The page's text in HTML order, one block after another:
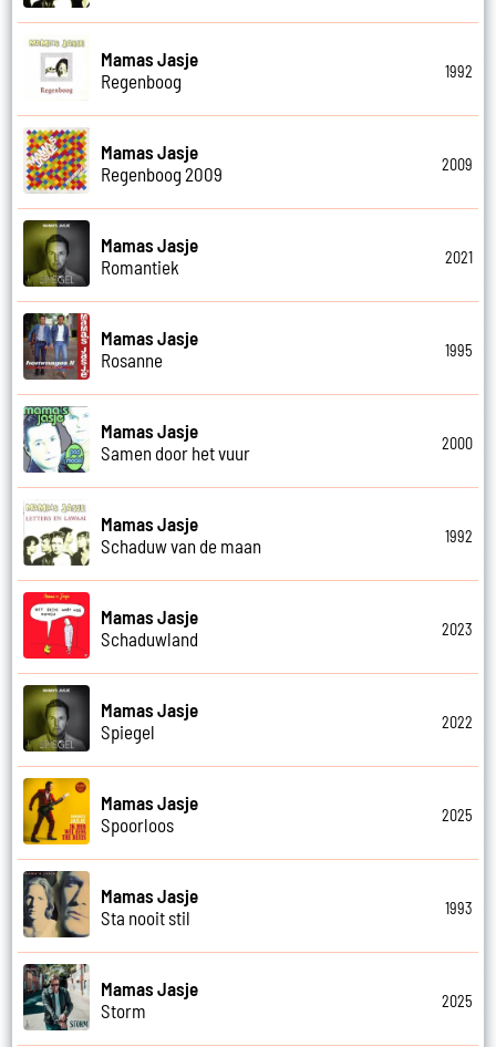
Mamas Jasje
Regenboog
1992
Mamas Jasje
Regenboog 2009
2009
Mamas Jasje
Romantiek
2021
Mamas Jasje
Rosanne
1995
Mamas Jasje
Samen door het vuur
2000
Mamas Jasje
Schaduw van de maan
1992
Mamas Jasje
Schaduwland
2023
Mamas Jasje
Spiegel
2022
Mamas Jasje
Spoorloos
2025
Mamas Jasje
Sta nooit stil
1993
Mamas Jasje
Storm
2025